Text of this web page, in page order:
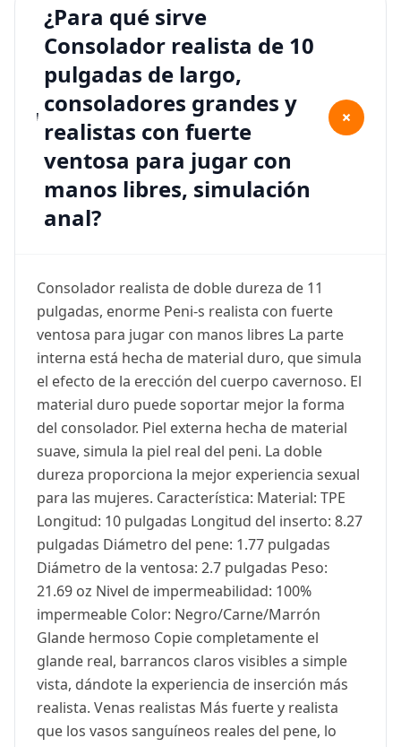
¿Para qué sirve
Consolador realista de 10
pulgadas de largo,
consoladores grandes y
realistas con fuerte
ventosa para jugar con
manos libres, simulación
anal?
+
Consolador realista de doble dureza de 11
pulgadas, enorme Peni-s realista con fuerte
ventosa para jugar con manos libres La parte
interna está hecha de material duro, que simula
el efecto de la erección del cuerpo cavernoso. El
material duro puede soportar mejor la forma
del consolador. Piel externa hecha de material
suave, simula la piel real del peni. La doble
dureza proporciona la mejor experiencia sexual
para las mujeres. Característica: Material: TPE
Longitud: 10 pulgadas Longitud del inserto: 8.27
pulgadas Diámetro del pene: 1.77 pulgadas
Diámetro de la ventosa: 2.7 pulgadas Peso:
21.69 oz Nivel de impermeabilidad: 100%
impermeable Color: Negro/Carne/Marrón
Glande hermoso Copie completamente el
glande real, barrancos claros visibles a simple
vista, dándote la experiencia de inserción más
realista. Venas realistas Más fuerte y realista
que los vasos sanguíneos reales del pene, lo